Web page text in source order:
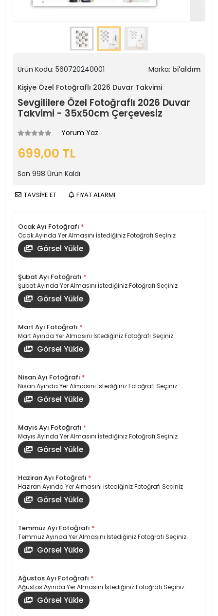
Ürün Kodu: 560720240001 Marka: bi'aldım
Kişiye Özel Fotoğraflı 2026 Duvar Takvimi
Sevgililere Özel Fotoğraflı 2026 Duvar
Takvimi - 35x50cm Çerçevesiz
Yorum Yaz
699,00 TL
Son 998 Ürün Kaldı
TAVSİYE ET FİYAT ALARMI
Ocak Ayı Fotoğrafı *
Ocak Ayında Yer Almasını İstediğiniz Fotoğrafı Seçiniz
Görsel Yükle
Şubat Ayı Fotoğrafı *
Şubat Ayında Yer Almasını İstediğiniz Fotoğrafı Seçiniz
Görsel Yükle
Mart Ayı Fotoğrafı *
Mart Ayında Yer Almasını İstediğiniz Fotoğrafı Seçiniz
Görsel Yükle
Nisan Ayı Fotoğrafı *
Nisan Ayında Yer Almasını İstediğiniz Fotoğrafı Seçiniz
Görsel Yükle
Mayıs Ayı Fotoğrafı *
Mayıs Ayında Yer Almasını İstediğiniz Fotoğrafı Seçiniz
Görsel Yükle
Haziran Ayı Fotoğrafı *
Haziran Ayında Yer Almasını İstediğiniz Fotoğrafı Seçiniz
Görsel Yükle
Temmuz Ayı Fotoğrafı *
Temmuz Ayında Yer Almasını İstediğiniz Fotoğrafı Seçiniz
Görsel Yükle
Ağustos Ayı Fotoğrafı *
Ağustos Ayında Yer Almasını İstediğiniz Fotoğrafı Seçiniz
Görsel Yükle